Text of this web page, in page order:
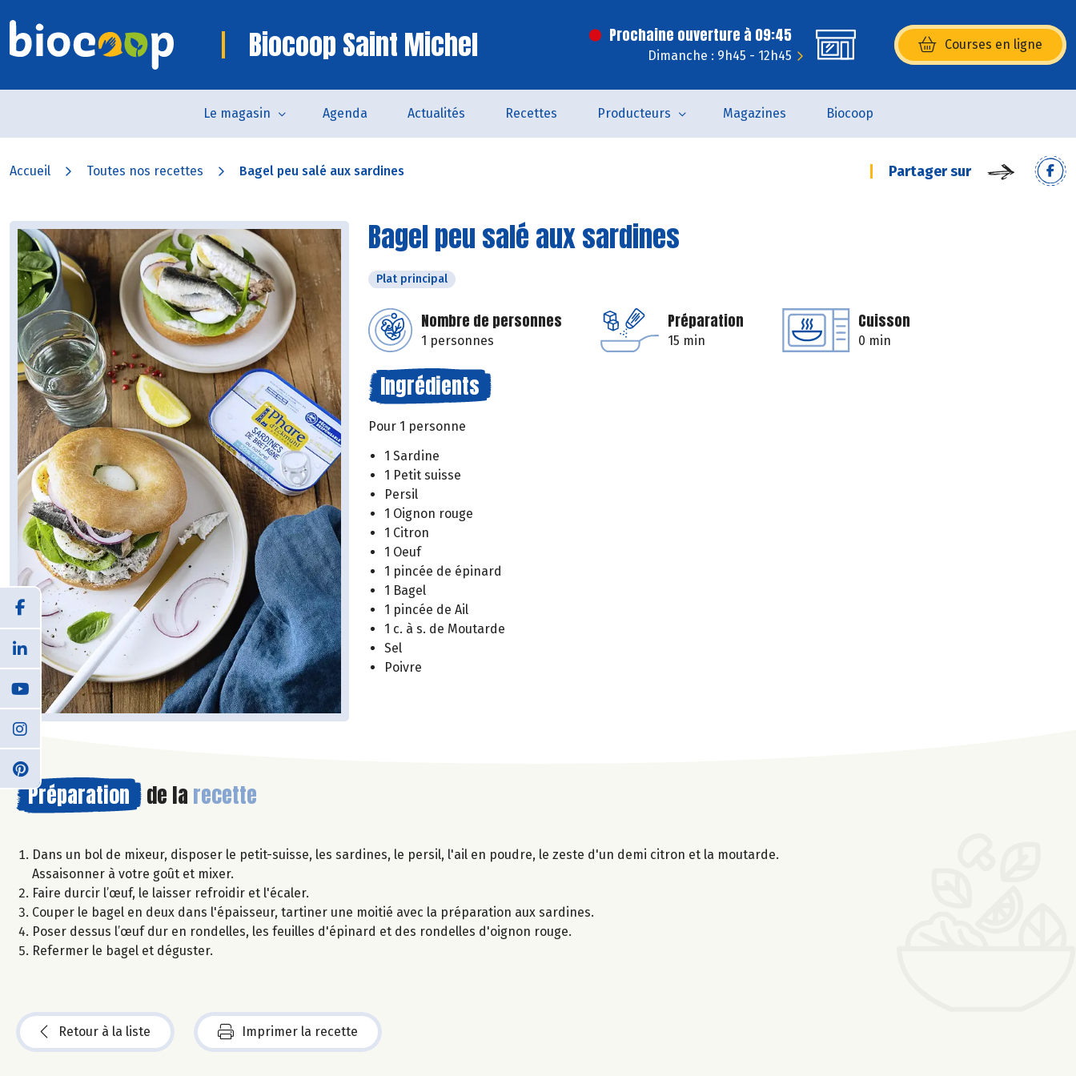
Biocoop Saint Michel Prochaine ouverture à 09:45
Dimanche : 9h45 - 12h45
Courses en ligne
(s’ouvre dans une nouvelle
Le magasin Agenda Actualités Recettes Producteurs Magazines Biocoop
Accueil Toutes nos recettes Bagel peu salé aux sardines Partager sur
Bagel peu salé aux sardines
Plat principal
Nombre de personnes
1 personnes
Préparation
15 min
Cuisson
0 min
Ingrédients
Pour 1 personne
1 Sardine
1 Petit suisse
Persil
1 Oignon rouge
1 Citron
1 Oeuf
1 pincée de épinard
1 Bagel
1 pincée de Ail
1 c. à s. de Moutarde
Sel
Poivre
Préparation de la recette
Dans un bol de mixeur, disposer le petit-suisse, les sardines, le persil, l'ail en poudre, le zeste d'un demi citron et la moutarde.
Assaisonner à votre goût et mixer.
Faire durcir l’œuf, le laisser refroidir et l'écaler.
Couper le bagel en deux dans l'épaisseur, tartiner une moitié avec la préparation aux sardines.
Poser dessus l’œuf dur en rondelles, les feuilles d'épinard et des rondelles d'oignon rouge.
Refermer le bagel et déguster.
Retour à la liste Imprimer la recette